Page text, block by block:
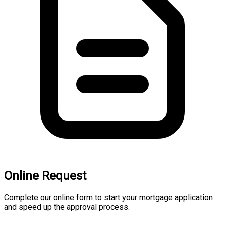
Online Request
Complete our online form to start your mortgage application
and speed up the approval process.